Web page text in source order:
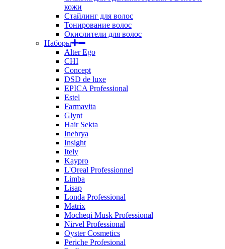
кожи
Стайлинг для волос
Тонирование волос
Окислители для волос
Наборы
Alter Ego
CHI
Concept
DSD de luxe
EPICA Professional
Estel
Farmavita
Glynt
Hair Sekta
Inebrya
Insight
Itely
Kaypro
L'Oreal Professionnel
Limba
Lisap
Londa Professional
Matrix
Mocheqi Musk Professional
Nirvel Professional
Oyster Cosmetics
Periche Profesional